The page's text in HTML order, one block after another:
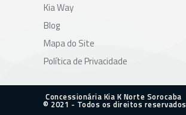
Kia Way
Blog
Mapa do Site
Política de Privacidade
Concessionária Kia K Norte Sorocaba
© 2021 - Todos os direitos reservados